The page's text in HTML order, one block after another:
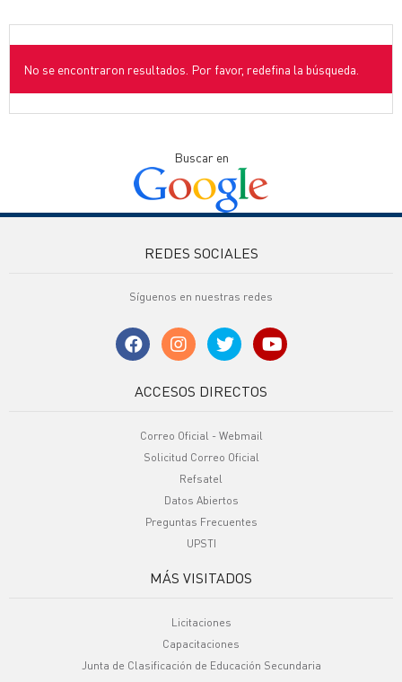
No se encontraron resultados. Por favor, redefina la búsqueda.
Buscar en
REDES SOCIALES
Síguenos en nuestras redes
ACCESOS DIRECTOS
Correo Oficial - Webmail
Solicitud Correo Oficial
Refsatel
Datos Abiertos
Preguntas Frecuentes
UPSTI
MÁS VISITADOS
Licitaciones
Capacitaciones
Junta de Clasificación de Educación Secundaria